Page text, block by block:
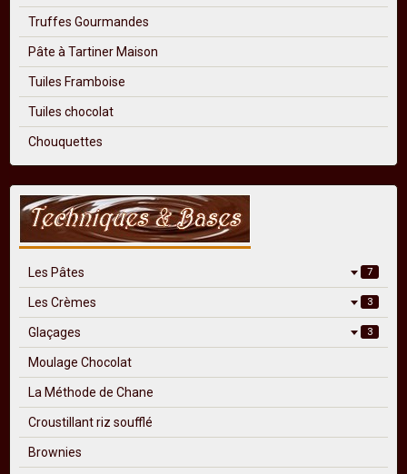
Truffes Gourmandes
Pâte à Tartiner Maison
Tuiles Framboise
Tuiles chocolat
Chouquettes
Les Pâtes 7
Les Crèmes 3
Glaçages 3
Moulage Chocolat
La Méthode de Chane
Croustillant riz soufflé
Brownies